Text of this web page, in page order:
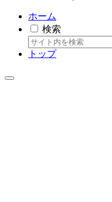
ホーム
検索
トップ